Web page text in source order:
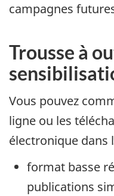
campagnes
Trousse à
Vous pouvez
ligne ou les
électronique dans
format basse
publications